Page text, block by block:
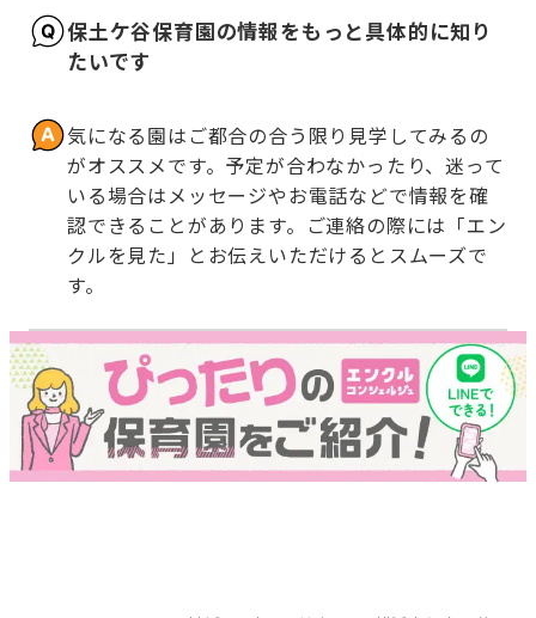
保土ケ谷保育園の情報をもっと具体的に知り
たいです
気になる園はご都合の合う限り見学してみるの
がオススメです。予定が合わなかったり、迷って
いる場合はメッセージやお電話などで情報を確
認できることがあります。ご連絡の際には「エン
クルを見た」とお伝えいただけるとスムーズで
す。